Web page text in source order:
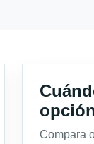
Compara